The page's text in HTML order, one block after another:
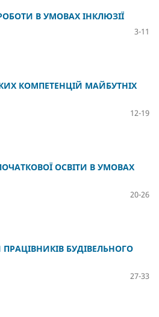
В УМОВАХ ІНКЛЮЗІЇ
3-11
КОМПЕТЕНЦІЙ МАЙБУТНІХ
12-19
ОСВІТИ В УМОВАХ
20-26
БУДІВЕЛЬНОГО
27-33